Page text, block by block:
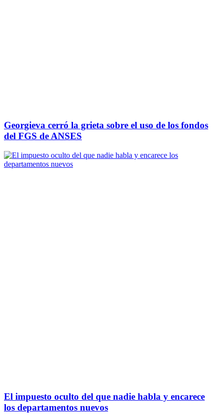
Georgieva cerró la grieta sobre el uso de los fondos
del FGS de ANSES
El impuesto oculto del que nadie habla y encarece
los departamentos nuevos